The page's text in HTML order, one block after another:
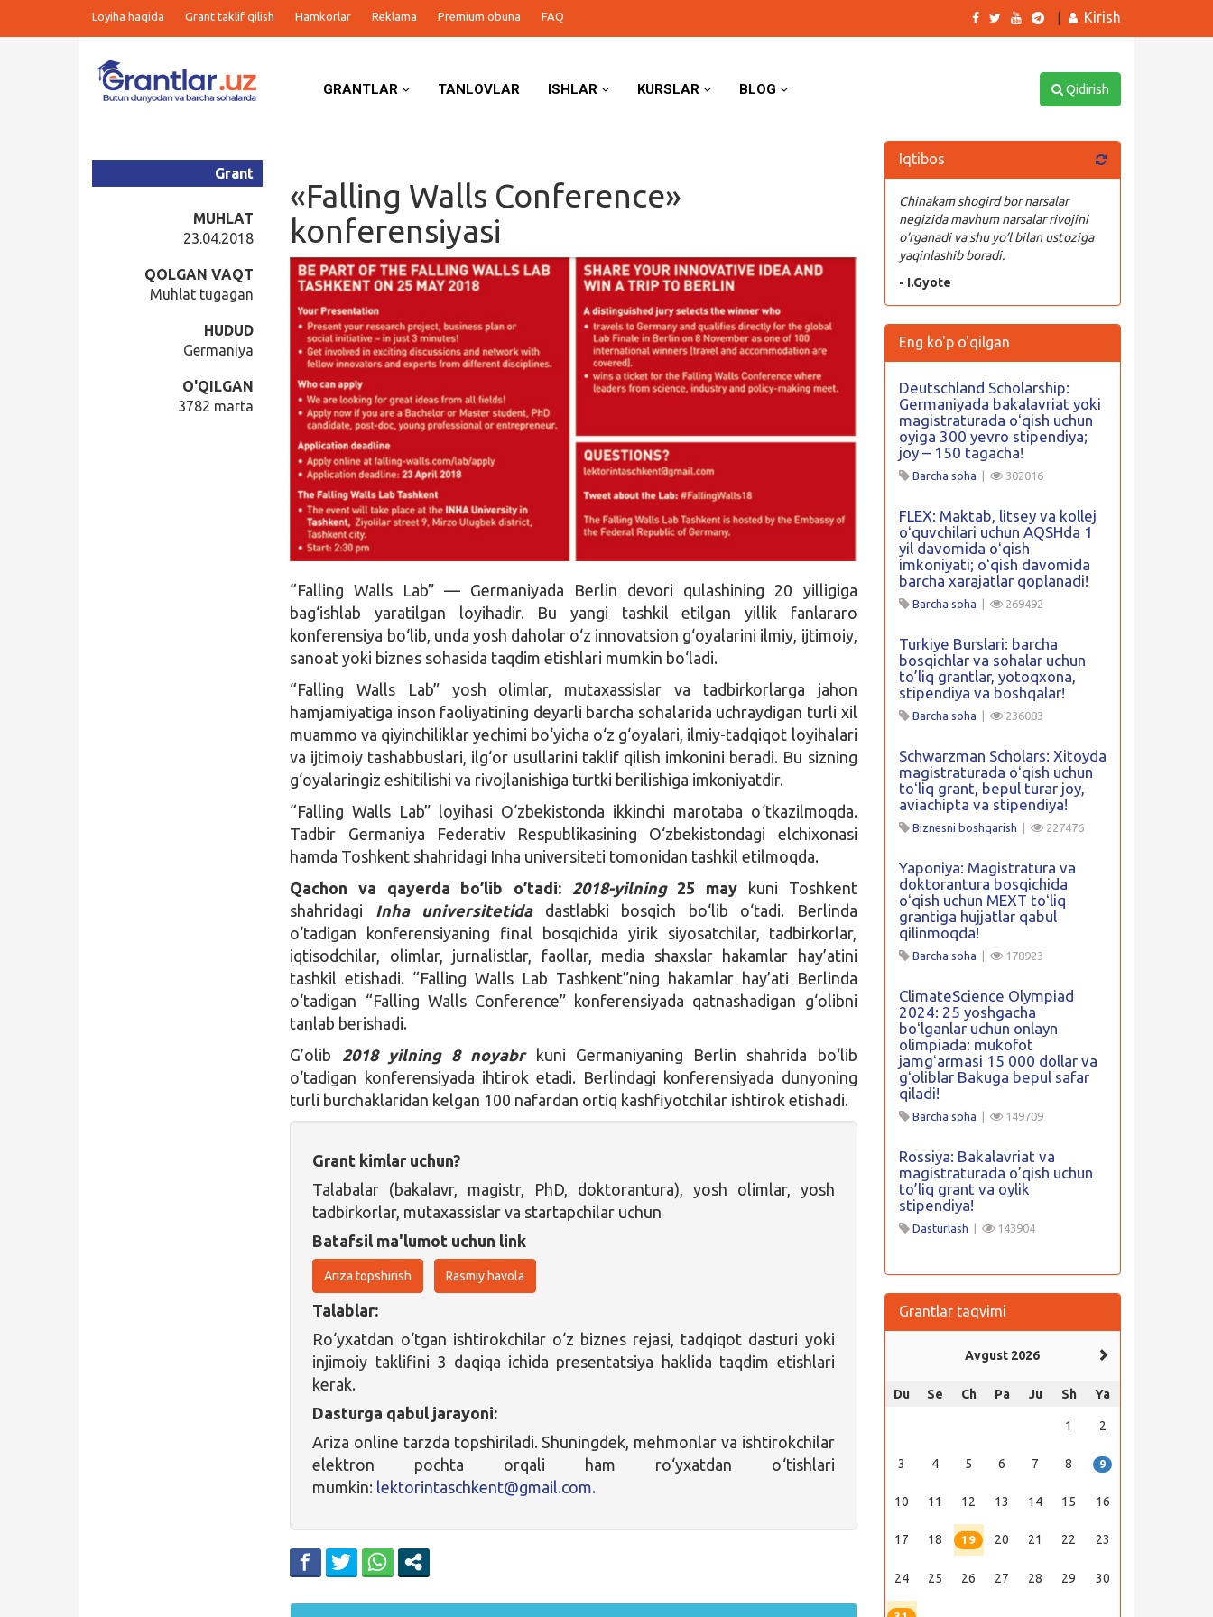
Loyiha haqida Grant taklif qilish Hamkorlar Reklama Premium obuna FAQ Kirish
GRANTLAR TANLOVLAR ISHLAR KURSLAR BLOG Qidirish
«Falling Walls Conference»
konferensiyasi
Grant
MUHLAT
23.04.2018
QOLGAN VAQT
Muhlat tugagan
HUDUD
Germaniya
O'QILGAN
3782 marta
“Falling Walls Lab” — Germaniyada Berlin devori qulashining 20 yilligiga
bag‘ishlab yaratilgan loyihadir. Bu yangi tashkil etilgan yillik fanlararo
konferensiya bo‘lib, unda yosh daholar o‘z innovatsion g‘oyalarini ilmiy, ijtimoiy,
sanoat yoki biznes sohasida taqdim etishlari mumkin bo‘ladi.
“Falling Walls Lab” yosh olimlar, mutaxassislar va tadbirkorlarga jahon
hamjamiyatiga inson faoliyatining deyarli barcha sohalarida uchraydigan turli xil
muammo va qiyinchiliklar yechimi bo‘yicha o‘z g‘oyalari, ilmiy-tadqiqot loyihalari
va ijtimoiy tashabbuslari, ilg‘or usullarini taklif qilish imkonini beradi. Bu sizning
g‘oyalaringiz eshitilishi va rivojlanishiga turtki berilishiga imkoniyatdir.
“Falling Walls Lab” loyihasi O‘zbekistonda ikkinchi marotaba o‘tkazilmoqda.
Tadbir Germaniya Federativ Respublikasining O‘zbekistondagi elchixonasi
hamda Toshkent shahridagi Inha universiteti tomonidan tashkil etilmoqda.
Qachon va qayerda bo’lib o’tadi:
2018-yilning25 may kuni Toshkent
shahridagi Inha universitetida
dastlabki bosqich bo‘lib o‘tadi. Berlinda
o‘tadigan konferensiyaning final bosqichida yirik siyosatchilar, tadbirkorlar,
iqtisodchilar, olimlar, jurnalistlar, faollar, media shaxslar hakamlar hay’atini
tashkil etishadi. “Falling Walls Lab Tashkent”ning hakamlar hay’ati Berlinda
o‘tadigan “Falling Walls Conference” konferensiyada qatnashadigan g‘olibni
tanlab berishadi.
G’olib 2018 yilning 8 noyabrkuni Germaniyaning Berlin shahrida bo‘lib
o‘tadigan konferensiyada ihtirok etadi. Berlindagi konferensiyada dunyoning
turli burchaklaridan kelgan 100 nafardan ortiq kashfiyotchilar ishtirok etishadi.
Grant kimlar uchun?
Talabalar (bakalavr, magistr, PhD, doktorantura), yosh olimlar, yosh
tadbirkorlar, mutaxassislar va startapchilar uchun
Batafsil ma'lumot uchun link
Ariza topshirish Rasmiy havola
Talablar:
Ro‘yxatdan o‘tgan ishtirokchilar o‘z biznes rejasi, tadqiqot dasturi yoki
injimoiy taklifini 3 daqiqa ichida presentatsiya haklida taqdim etishlari
kerak.
Dasturga qabul jarayoni:
Ariza online tarzda topshiriladi. Shuningdek, mehmonlar va ishtirokchilar
elektron pochta orqali ham ro‘yxatdan o‘tishlari
mumkin: lektorintaschkent@gmail.com.
Iqtibos
Chinakam shogird bor narsalar
negizida mavhum narsalar rivojini
o’rganadi va shu yo’l bilan ustoziga
yaqinlashib boradi.
- I.Gyote
Eng ko'p o'qilgan
Deutschland Scholarship:
Germaniyada bakalavriat yoki
magistraturada oʻqish uchun
oyiga 300 yevro stipendiya;
joy – 150 tagacha!
Barcha soha 302016
FLEX: Maktab, litsey va kollej
oʻquvchilari uchun AQSHda 1
yil davomida oʻqish
imkoniyati; oʻqish davomida
barcha xarajatlar qoplanadi!
Barcha soha 269492
Turkiye Burslari: barcha
bosqichlar va sohalar uchun
to’liq grantlar, yotoqxona,
stipendiya va boshqalar!
Barcha soha 236083
Schwarzman Scholars: Xitoyda
magistraturada oʻqish uchun
toʻliq grant, bepul turar joy,
aviachipta va stipendiya!
Biznesni boshqarish 227476
Yaponiya: Magistratura va
doktorantura bosqichida
oʻqish uchun MEXT toʻliq
grantiga hujjatlar qabul
qilinmoqda!
Barcha soha 178923
ClimateScience Olympiad
2024: 25 yoshgacha
boʻlganlar uchun onlayn
olimpiada: mukofot
jamgʻarmasi 15 000 dollar va
gʻoliblar Bakuga bepul safar
qiladi!
Barcha soha 149709
Rossiya: Bakalavriat va
magistraturada o’qish uchun
to’liq grant va oylik
stipendiya!
Dasturlash 143904
Grantlar taqvimi
Avgust 2026
Du Se Ch Pa Ju Sh Ya
1 2
3 4 5 6 7 8 9
10 11 12 13 14 15 16
17 18 19 20 21 22 23
24 25 26 27 28 29 30